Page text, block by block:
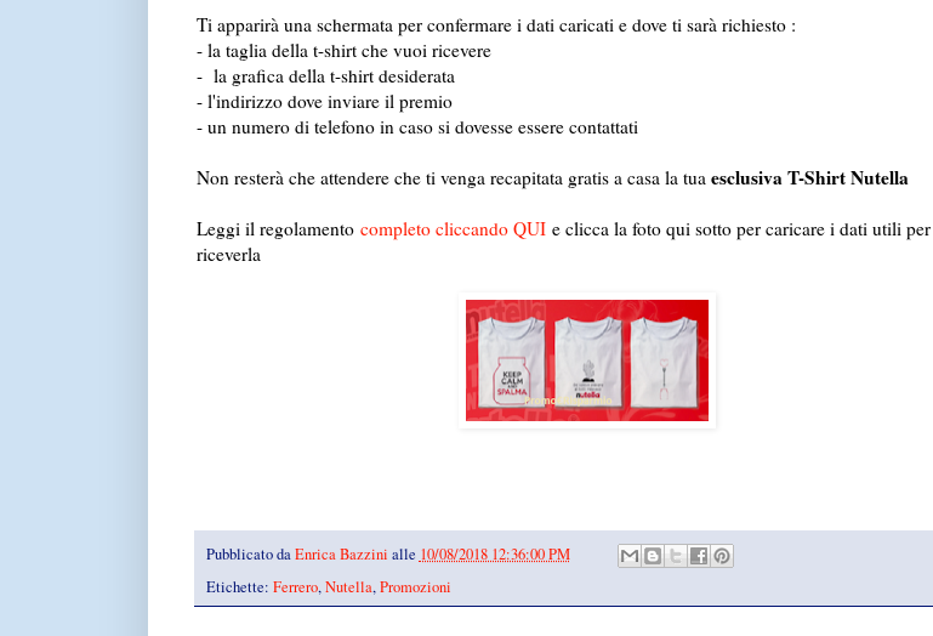
Ti apparirà una schermata per confermare i dati caricati e dove ti sarà richiesto :
- la taglia della t-shirt che vuoi ricevere
- la grafica della t-shirt desiderata
- l'indirizzo dove inviare il premio
- un numero di telefono in caso si dovesse essere contattati
Non resterà che attendere che ti venga recapitata gratis a casa la tua esclusiva T-Shirt Nutella
Leggi il regolamento completo cliccando QUIe clicca la foto qui sotto per caricare i dati utili per
riceverla
Pubblicato daEnrica Bazzini alle 10/08/2018 12:36:00 PM
Etichette: Ferrero,Nutella,Promozioni